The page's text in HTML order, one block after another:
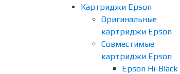
Картриджи Epson
Оригинальные
картриджи Epson
Совместимые
картриджи Epson
Epson Hi-Black